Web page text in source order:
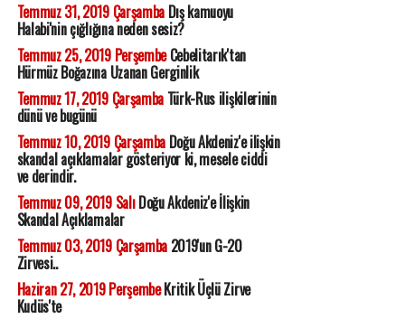
Temmuz 31, 2019 ÇarşambaDış kamuoyu
Halabi'nin çığlığına neden sesiz?
Temmuz 25, 2019 PerşembeCebelitarık'tan
Hürmüz Boğazına Uzanan Gerginlik
Temmuz 17, 2019 ÇarşambaTürk-Rus ilişkilerinin
dünü ve bugünü
Temmuz 10, 2019 ÇarşambaDoğu Akdeniz'e ilişkin
skandal açıklamalar gösteriyor ki, mesele ciddi
ve derindir.
Temmuz 09, 2019 SalıDoğu Akdeniz'e İlişkin
Skandal Açıklamalar
Temmuz 03, 2019 Çarşamba2019'un G-20
Zirvesi..
Haziran 27, 2019 PerşembeKritik Üçlü Zirve
Kudüs'te